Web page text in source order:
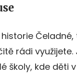
Čeladné,
rádi využijete.
školy, kde děti